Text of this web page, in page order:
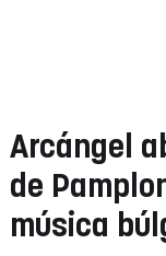
Arcángel
de
música